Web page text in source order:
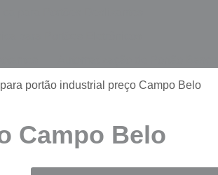
Automatização de Portão de Garagem
Automatização de Portão Residencial
portão industrial preço Campo Belo
Campo Belo